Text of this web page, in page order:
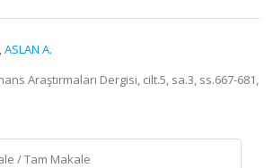
,ASLAN A.
Araştırmaları Dergisi, cilt.5, sa.3, ss.667-681,
/ Tam Makale